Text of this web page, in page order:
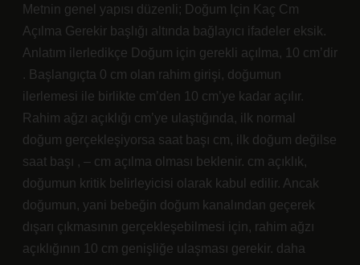
Metnin genel yapısı düzenli; Doğum Için Kaç Cm
Açılma Gerekir başlığı altında bağlayıcı ifadeler eksik.
Anlatım ilerledikçe Doğum için gerekli açılma, 10 cm’dir
. Başlangıçta 0 cm olan rahim girişi, doğumun
ilerlemesi ile birlikte cm’den 10 cm’ye kadar açılır.
Rahim ağzı açıklığı cm’ye ulaştığında, ilk normal
doğum gerçekleşiyorsa saat başı cm, ilk doğum değilse
saat başı , – cm açılma olması beklenir. cm açıklık,
doğumun kritik belirleyicisi olarak kabul edilir. Ancak
doğumun, yani bebeğin doğum kanalından geçerek
dışarı çıkmasının gerçekleşebilmesi için, rahim ağzı
açıklığının 10 cm genişliğe ulaşması gerekir. daha